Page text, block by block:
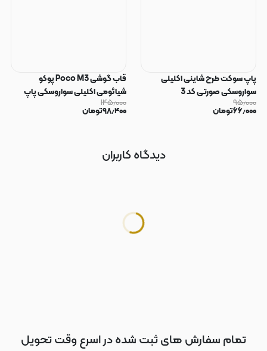
پاپ سوکت طرح شاینی اکلیلی
سواروسکی صورتی کد 3
۹۵٫۰۰۰
۶۶٫۰۰۰تومان
قاب گوشی Poco M3 پوکو
شیائومی اکلیلی سواروسکی پاپ
سوکت دار محافظ لنز دار صورتی کد
۱۴۵٫۰۰۰
۹۸٫۴۰۰تومان
دیدگاه کاربران
تمام سفارش های ثبت شده در اسرع وقت تحویل